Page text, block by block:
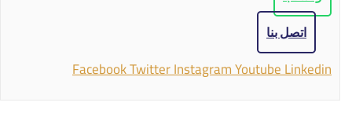
اتصل بنا
FacebookTwitterInstagramYoutubeLinkedin